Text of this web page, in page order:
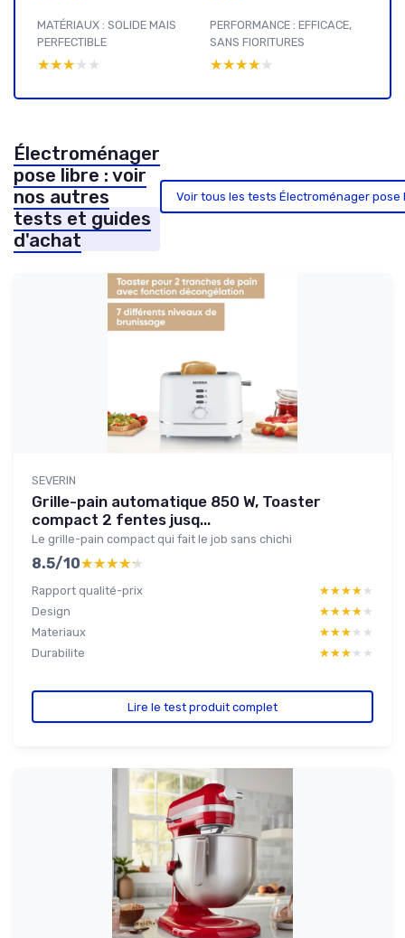
MATÉRIAUX : SOLIDE MAIS
PERFECTIBLE
★★★★★
★★★★★
PERFORMANCE : EFFICACE,
SANS FIORITURES
★★★★★
★★★★★
Électroménager
pose libre : voir
nos autres
tests et guides
d'achat
Voir tous les tests Électroménager
SEVERIN
Grille-pain automatique 850 W, Toaster
compact 2 fentes jusq...
Le grille-pain compact qui fait le job sans chichi
8.5/10★★★★★
★★★★★
Rapport qualité-prix ★★★★★
★★★★★
Design
★★★★★
★★★★★
Materiaux
★★★★★
★★★★★
Durabilite
★★★★★
★★★★★
Lire le test produit complet